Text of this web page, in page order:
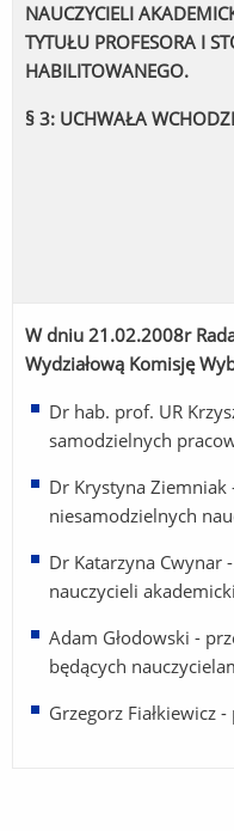
NAUCZYCIELI
TYTUŁU PROFESORA I
HABILITOWANEGO.
§ 3: UCHWAŁA
W dniu 21.02.2008r
Wydziałową Komisję
Dr hab. prof. UR
samodzielnych
Dr Krystyna Ziemniak
niesamodzielnych
Dr Katarzyna Cwynar
nauczycieli
Adam Głodowski -
będących
Grzegorz Fiałkiewicz